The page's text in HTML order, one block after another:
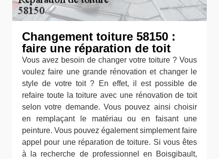
Changement toiture 58150 :
faire une réparation de toit
Vous avez besoin de changer votre toiture ? Vous
voulez faire une grande rénovation et changer le
style de votre toit ? En effet, il est possible de
refaire toute la toiture avec une rénovation de toit
selon votre demande. Vous pouvez ainsi choisir
en remplaçant le matériau ou en faisant une
peinture. Vous pouvez également simplement faire
appel pour une réparation de toiture. Si vous êtes
à la recherche de professionnel en Boisgibault,